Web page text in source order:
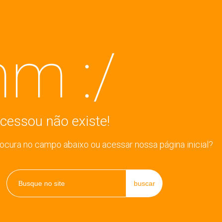
:/
não existe!
no campo abaixo ou acessar nossa página inicial?